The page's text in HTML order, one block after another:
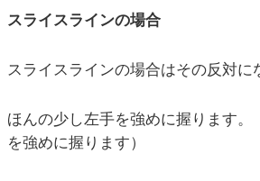
スライスラインの場合
スライスラインの場合はその反対に
ほんの少し左手を強めに握ります。
を強めに握ります）